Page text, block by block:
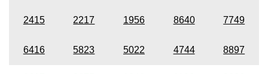
2415 2217 1956 8640 7749
6416 5823 5022 4744 8897